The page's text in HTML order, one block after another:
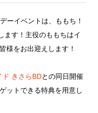
ーイベントは、ももち！
ます！主役のももちはイ
様をお出迎えします！
ド きさらBDとの同日開催
ットできる特典を用意し